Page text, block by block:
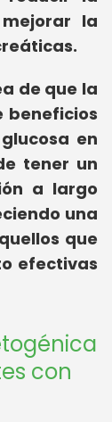
la
de que la
beneficios
en
tener un
a largo
una
que
efectivas
con